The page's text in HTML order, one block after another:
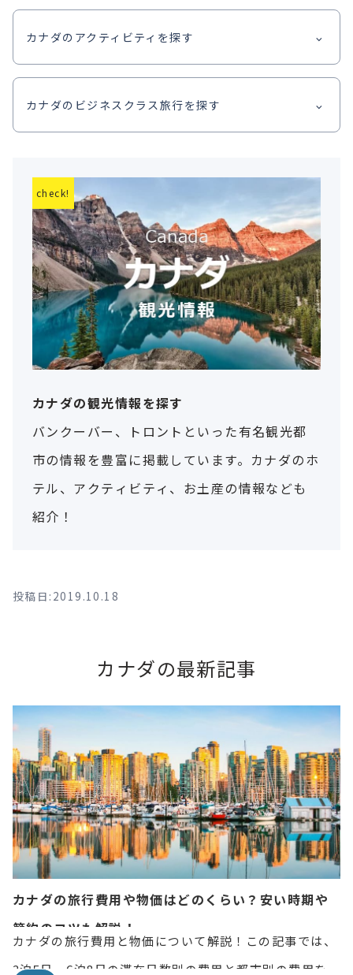
カナダのアクティビティを探す
カナダのビジネスクラス旅行を探す
カナダの観光情報を探す
バンクーバー、トロントといった有名観光都
市の情報を豊富に掲載しています。カナダのホ
テル、アクティビティ、お土産の情報なども
紹介！
投稿日:2019.10.18
カナダの最新記事
カナダの旅行費用や物価はどのくらい？安い時期や
節約のコツも解説！
カナダの旅行費用と物価について解説！この記事では、
3泊5日、6泊8日の滞在日数別の費用と都市別の費用を、